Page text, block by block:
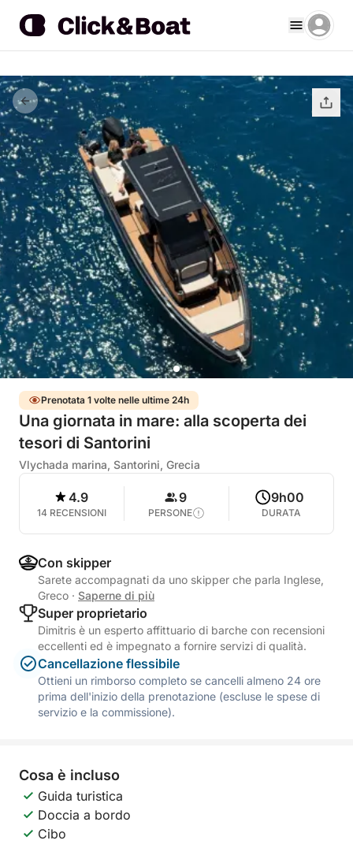
Prenotata 1 volte nelle ultime 24h
Una giornata in mare: alla scoperta dei
tesori di Santorini
Vlychada marina, Santorini, Grecia
4.9
14 RECENSIONI
9
PERSONE
9h00
DURATA
Con skipper
Sarete accompagnati da uno skipper che parla Inglese,
Greco · Saperne di più
Super proprietario
Dimitris è un esperto affittuario di barche con recensioni
eccellenti ed è impegnato a fornire servizi di qualità.
Cancellazione flessibile
Ottieni un rimborso completo se cancelli almeno 24 ore
prima dell'inizio della prenotazione (escluse le spese di
servizio e la commissione).
Cosa è incluso
Guida turistica
Doccia a bordo
Cibo